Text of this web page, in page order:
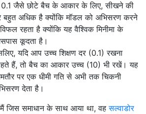
0.1 जैसे छोटे बैच के आकार के लिए, सीखने की
बहुत अधिक है क्योंकि मॉडल को अभिसरण करने
रहता है क्योंकि यह वैश्विक मिनीमा के
कूदता है।
यदि आप उच्च शिक्षण दर (0.1) रखना
हैं, तो बैच का आकार उच्च (10) भी रखें। यह
पर एक धीमी गति से अभी तक चिकनी
देता है।
जिस समाधान के साथ आया था, वहसल्वाडोर